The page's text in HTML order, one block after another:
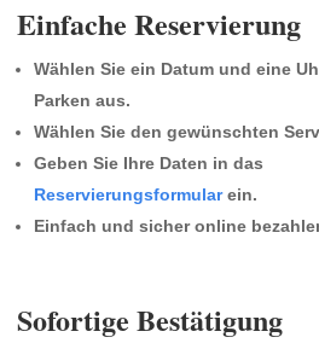
Einfache Reservierung
Wählen Sie ein Datum und eine
Parken aus.
Wählen Sie den gewünschten
Geben Sie Ihre Daten in das
Reservierungsformularein.
Einfach und sicher online
Sofortige Bestätigung